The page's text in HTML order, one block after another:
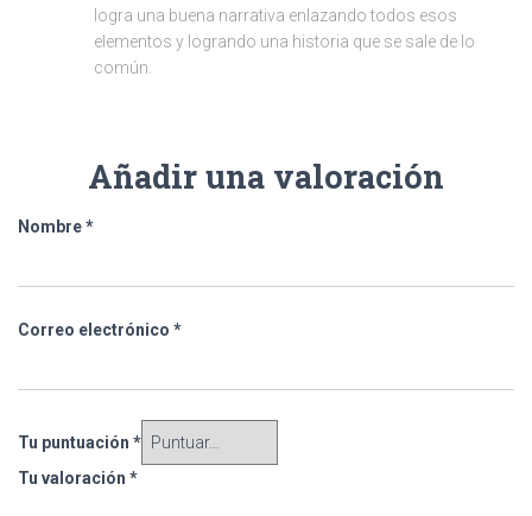
logra una buena narrativa enlazando todos esos
elementos y logrando una historia que se sale de lo
común.
Añadir una valoración
Nombre*
Correo electrónico *
Tu puntuación *
Tu valoración *